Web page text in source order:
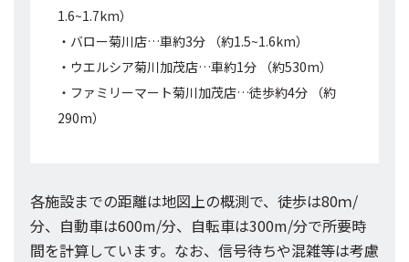
1.6~1.7km）
・バロー菊川店…車約3分 （約1.5~1.6km）
・ウエルシア菊川加茂店…車約1分 （約530m）
・ファミリーマート菊川加茂店…徒歩約4分 （約
290m）
各施設までの距離は地図上の概測で、徒歩は80ｍ/
分、自動車は600m/分、自転車は300m/分で所要時
間を計算しています。なお、信号待ちや混雑等は考慮